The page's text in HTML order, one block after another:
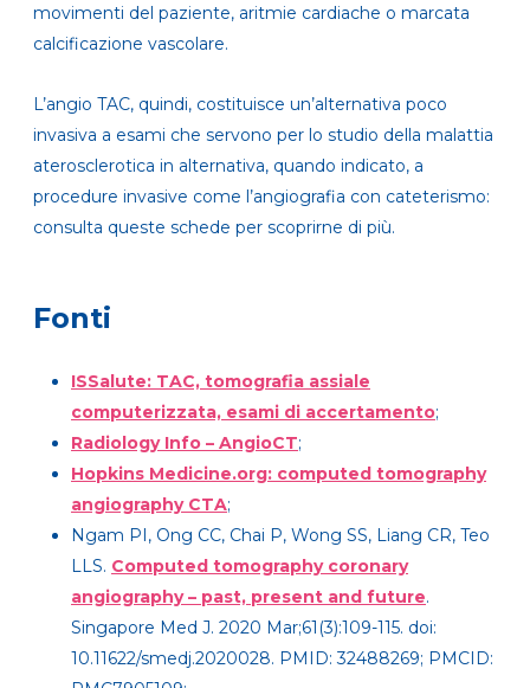
movimenti del paziente, aritmie cardiache o marcata
calcificazione vascolare.
L’angio TAC, quindi, costituisce un’alternativa poco
invasiva a esami che servono per lo studio della malattia
aterosclerotica in alternativa, quando indicato, a
procedure invasive come l’angiografia con cateterismo:
consulta queste schede per scoprirne di più.
Fonti
ISSalute: TAC, tomografia assiale
computerizzata, esami di accertamento;
Radiology Info – AngioCT;
Hopkins Medicine.org: computed tomography
angiography CTA;
Ngam PI, Ong CC, Chai P, Wong SS, Liang CR, Teo
LLS. Computed tomography coronary
angiography – past, present and future.
Singapore Med J. 2020 Mar;61(3):109-115. doi:
10.11622/smedj.2020028. PMID: 32488269; PMCID: